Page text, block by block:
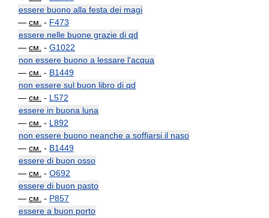
essere buono alla festa dei magi
— см. - F473
essere nelle buone grazie di qd
— см. - G1022
non essere buono a lessare l'acqua
— см. - B1449
non essere sul buon libro di qd
— см. - L572
essere in buona luna
— см. - L892
non essere buono neanche a soffiarsi il naso
— см. - B1449
essere di buon osso
— см. - O692
essere di buon pasto
— см. - P857
essere a buon porto